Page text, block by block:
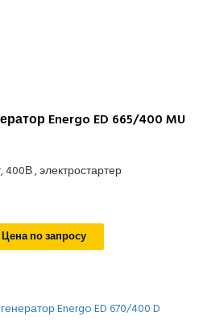
Energo ED 665/400 MU
400В , электростартер
Цена по запросу